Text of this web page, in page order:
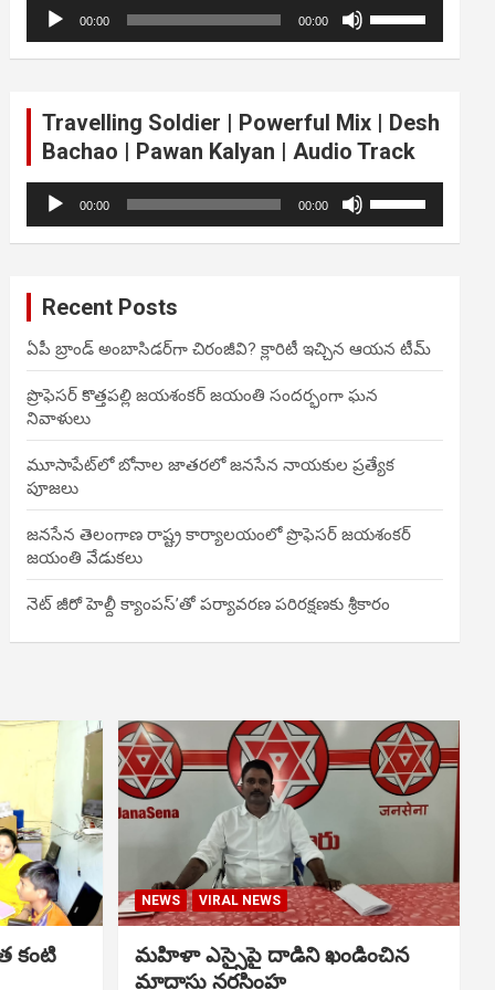
Audio
Player
00:00 00:00
Arrow
increase
or
Travelling Soldier | Powerful Mix | Desh
Bachao | Pawan Kalyan | Audio Track
Audio
Player
00:00 00:00
Arrow
decrease
Recent Posts
ఏపీ బ్రాండ్ అంబాసిడర్‌గా చిరంజీవి? క్లారిటీ ఇచ్చిన ఆయన టీమ్
ప్రొఫెసర్ కొత్తపల్లి జయశంకర్ జయంతి సందర్భంగా ఘన
నివాళులు
మూసాపేట్‌లో బోనాల జాతరలో జనసేన నాయకుల ప్రత్యేక
పూజలు
జనసేన తెలంగాణ రాష్ట్ర కార్యాలయంలో ప్రొఫెసర్ జయశంకర్
జయంతి వేడుకలు
నెట్ జీరో హెల్దీ క్యాంపస్’తో పర్యావరణ పరిరక్షణకు శ్రీకారం
కంటి
NEWS VIRAL NEWS
మహిళా ఎస్సైపై దాడిని ఖండించిన
మాదాసు నరసింహ